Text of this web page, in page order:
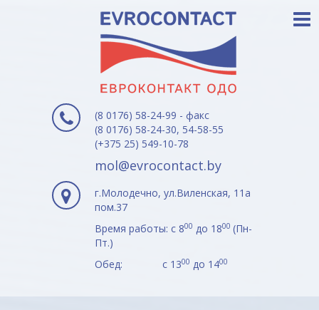
(8 0176) 58-24-99 - факс
(8 0176) 58-24-30, 54-58-55
(+375 25) 549-10-78
mol@evrocontact.by
г.Молодечно, ул.Виленская, 11а
пом.37
Время работы: с 800 до 1800 (Пн-
Пт.)
Обед: с 1300 до 1400